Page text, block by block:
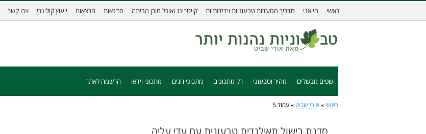
ראשי מי אני מדריך מסעדות טבעוניות וידידותיות קייטרינג ואוכל מוכן הביתה סדנאות הרצאות ייעוץ קולינרי צרו קשר
שפים מבשלים מהיר וטבעוני רק מתכונים מתכוני חגים מתכוני וידאו הרשמה לאתר
ראשי » אורי שביט » עמוד 5
סדנת בישול תאילנדית טבעונית עם עדי עליה